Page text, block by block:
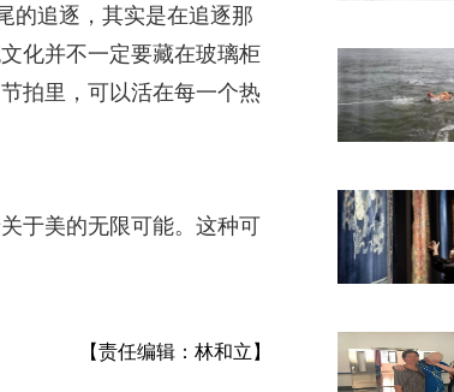
的追逐，其实是在追逐那
化并不一定要藏在玻璃柜
拍里，可以活在每一个热
于美的无限可能。这种可
【责任编辑：林和立】